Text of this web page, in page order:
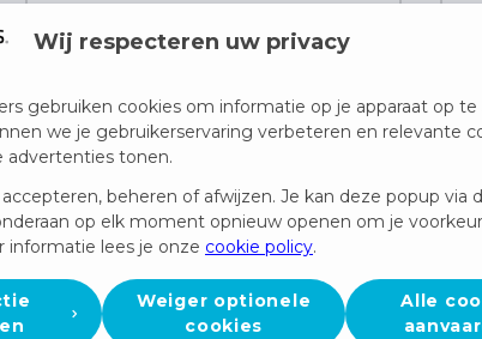
Wij respecteren uw privacy
gebruiken cookies om informatie op je apparaat op te
we je gebruikerservaring verbeteren en relevante
advertenties tonen.
beheren of afwijzen. Je kan deze popup via
op elk moment opnieuw openen om je
informatie lees je onze cookie policy.
Weiger optionele
cookies
Alle